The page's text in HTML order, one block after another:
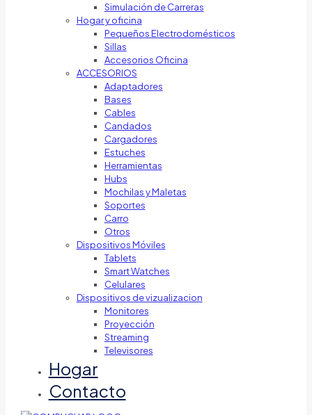
Simulación de Carreras
Hogar y oficina
Pequeños Electrodomésticos
Sillas
Accesorios Oficina
ACCESORIOS
Adaptadores
Bases
Cables
Candados
Cargadores
Estuches
Herramientas
Hubs
Mochilas y Maletas
Soportes
Carro
Otros
Dispositivos Móviles
Tablets
Smart Watches
Celulares
Dispositivos de vizualizacion
Monitores
Proyección
Streaming
Televisores
Hogar
Contacto